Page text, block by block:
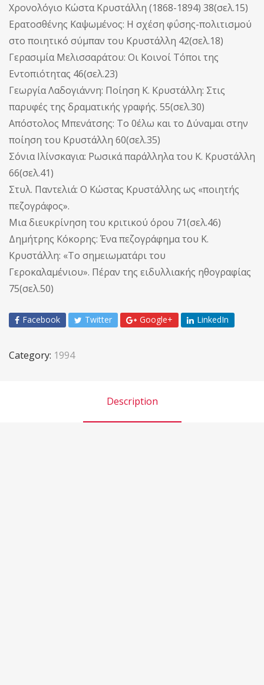
Χρονολόγιο Κώστα Κρυστάλλη (1868-1894) 38(σελ.15)
Ερατοσθένης Καψωμένος: Η σχέση φΰσης-πολιτισμού
στο ποιητικό σύμπαν του Κρυστάλλη 42(σελ.18)
Γερασιμία Μελισσαράτου: Οι Κοινοί Τόποι της
Εντοπιότητας 46(σελ.23)
Γεωργία Λαδογιάννη: Ποίηση Κ. Κρυστάλλη: Στις
παρυφές της δραματικής γραφής. 55(σελ.30)
Απόστολος Μπενάτσης: Το 0έλω και το Δύναμαι στην
ποίηση του Κρυστάλλη 60(σελ.35)
Σόνια Ιλίνσκαγια: Ρωσικά παράλληλα του Κ. Κρυστάλλη
66(σελ.41)
Στυλ. Παντελιά: Ο Κώστας Κρυστάλλης ως «ποιητής
πεζογράφος».
Μια διευκρίνηση του κριτικού όρου 71(σελ.46)
Δημήτρης Κόκορης: Ένα πεζογράφημα του Κ.
Κρυστάλλη: «Το σημειωματάρι του
Γεροκαλαμένιου». Πέραν της ειδυλλιακής ηθογραφίας
75(σελ.50)
Facebook Twitter Google+ LinkedIn
Category: 1994
Description